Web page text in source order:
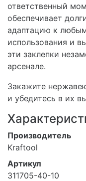
ответственный
обеспечивает
адаптацию к
использования и
эти заклепки
арсенале.
Закажите
и убедитесь в их
Производитель
Kraftool
Артикул
311705-40-10